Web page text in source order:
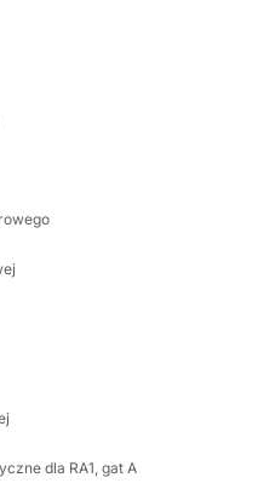
dla RA1, gat A